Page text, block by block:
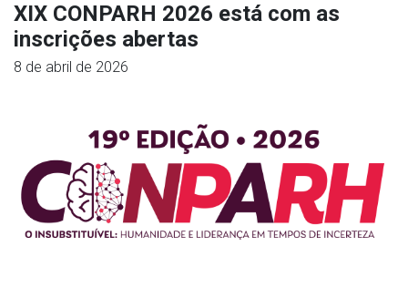
XIX CONPARH 2026 está com as
inscrições abertas
8 de abril de 2026